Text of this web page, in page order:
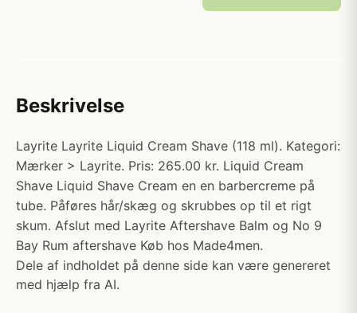
Beskrivelse
Layrite Layrite Liquid Cream Shave (118 ml). Kategori:
Mærker > Layrite. Pris: 265.00 kr. Liquid Cream
Shave Liquid Shave Cream en en barbercreme på
tube. Påføres hår/skæg og skrubbes op til et rigt
skum. Afslut med Layrite Aftershave Balm og No 9
Bay Rum aftershave Køb hos Made4men.
Dele af indholdet på denne side kan være genereret
med hjælp fra AI.